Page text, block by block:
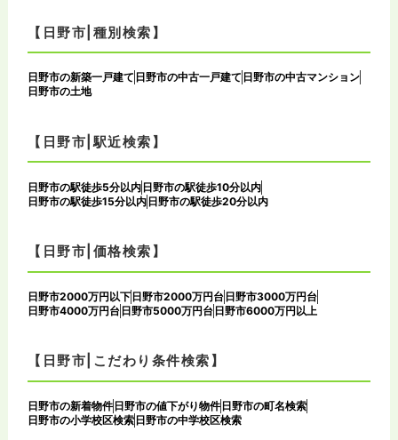
【日野市|種別検索】
日野市の新築一戸建て 日野市の中古一戸建て 日野市の中古マンション
日野市の土地
【日野市|駅近検索】
日野市の駅徒歩5分以内日野市の駅徒歩10分以内
日野市の駅徒歩15分以内日野市の駅徒歩20分以内
【日野市|価格検索】
日野市2000万円以下 日野市2000万円台 日野市3000万円台
日野市4000万円台 日野市5000万円台 日野市6000万円以上
【日野市|こだわり条件検索】
日野市の新着物件 日野市の値下がり物件 日野市の町名検索
日野市の小学校区検索 日野市の中学校区検索